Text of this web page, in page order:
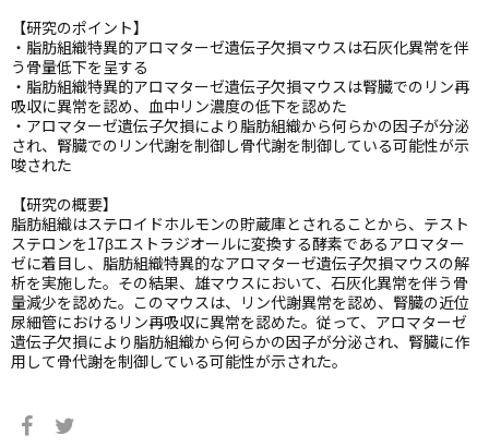
【研究のポイント】
・脂肪組織特異的アロマターゼ遺伝子欠損マウスは石灰化異常を伴
う骨量低下を呈する
・脂肪組織特異的アロマターゼ遺伝子欠損マウスは腎臓でのリン再
吸収に異常を認め、血中リン濃度の低下を認めた
・アロマターゼ遺伝子欠損により脂肪組織から何らかの因子が分泌
され、腎臓でのリン代謝を制御し骨代謝を制御している可能性が示
唆された
【研究の概要】
脂肪組織はステロイドホルモンの貯蔵庫とされることから、テスト
ステロンを17βエストラジオールに変換する酵素であるアロマター
ゼに着目し、脂肪組織特異的なアロマターゼ遺伝子欠損マウスの解
析を実施した。その結果、雄マウスにおいて、石灰化異常を伴う骨
量減少を認めた。このマウスは、リン代謝異常を認め、腎臓の近位
尿細管におけるリン再吸収に異常を認めた。従って、アロマターゼ
遺伝子欠損により脂肪組織から何らかの因子が分泌され、腎臓に作
用して骨代謝を制御している可能性が示された。